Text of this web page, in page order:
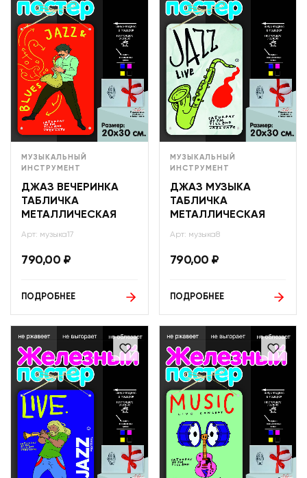
МУЗЫКАЛЬНЫЙ
ИНСТРУМЕНТ
ДЖАЗ ВЕЧЕРИНКА
ТАБЛИЧКА
МЕТАЛЛИЧЕСКАЯ
Арт: музыка17
790,00 ₽
ПОДРОБНЕЕ
МУЗЫКАЛЬНЫЙ
ИНСТРУМЕНТ
ДЖАЗ МУЗЫКА
ТАБЛИЧКА
МЕТАЛЛИЧЕСКАЯ
Арт: музыка8
790,00 ₽
ПОДРОБНЕЕ